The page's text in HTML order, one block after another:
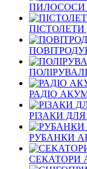
ПИЛОСОСИ
РАДІО
РІЗАКИ
РУБАНКИ
СЕКАТОРИ